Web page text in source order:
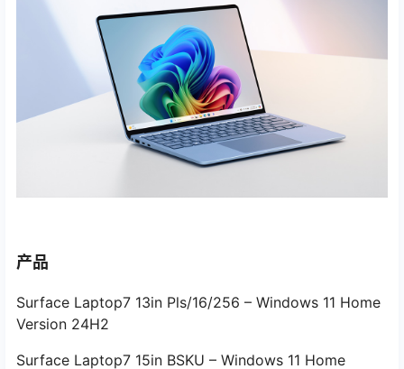
产品
Surface Laptop7 13in Pls/16/256 – Windows 11 Home
Version 24H2
Surface Laptop7 15in BSKU – Windows 11 Home